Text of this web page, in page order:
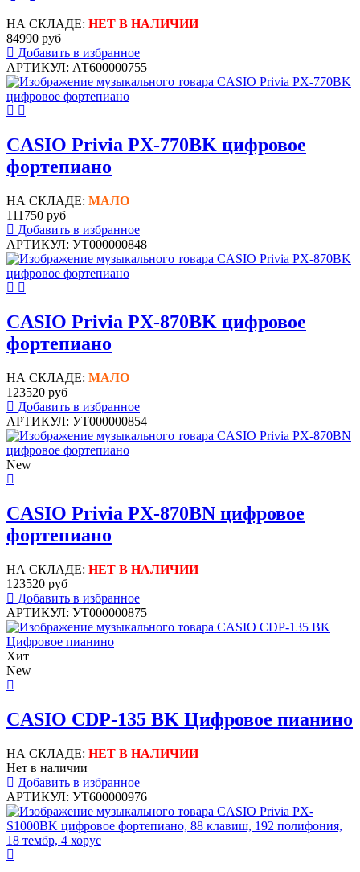
НА СКЛАДЕ: НЕТ В НАЛИЧИИ
84990 руб
Добавить в избранное
АРТИКУЛ: АТ600000755
CASIO Privia PX-770BK цифровое
фортепиано
НА СКЛАДЕ: МАЛО
111750 руб
Добавить в избранное
АРТИКУЛ: УТ000000848
CASIO Privia PX-870BK цифровое
фортепиано
НА СКЛАДЕ: МАЛО
123520 руб
Добавить в избранное
АРТИКУЛ: УТ000000854
New
CASIO Privia PX-870BN цифровое
фортепиано
НА СКЛАДЕ: НЕТ В НАЛИЧИИ
123520 руб
Добавить в избранное
АРТИКУЛ: УТ000000875
Хит
New
CASIO CDP-135 BK Цифровое пианино
НА СКЛАДЕ: НЕТ В НАЛИЧИИ
Нет в наличии
Добавить в избранное
АРТИКУЛ: УТ600000976